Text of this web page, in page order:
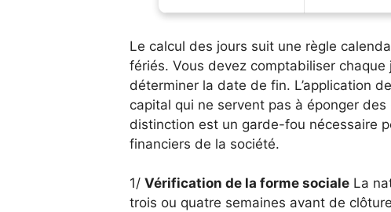
Le calcul des jours suit une règle
fériés. Vous devez comptabiliser
déterminer la date de fin. L’application
capital qui ne servent pas à éponger
distinction est un garde-fou nécessaire
financiers de la société.
1/ Vérification de la forme socialeLa
trois ou quatre semaines avant de